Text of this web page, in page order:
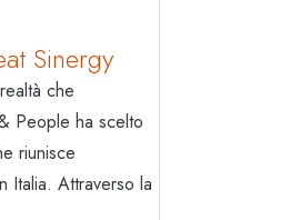
Sinergy
che
People ha scelto
riunisce
Italia. Attraverso la